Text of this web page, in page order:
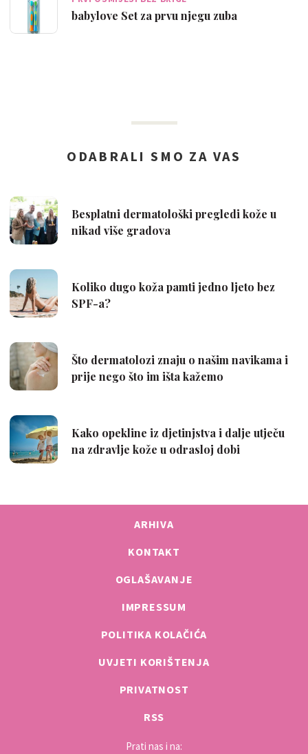
babylove Set za prvu njegu zuba
ARHIVA
KONTAKT
OGLAŠAVANJE
IMPRESSUM
POLITIKA KOLAČIĆA
UVJETI KORIŠTENJA
PRIVATNOST
RSS
Prati nas i na: